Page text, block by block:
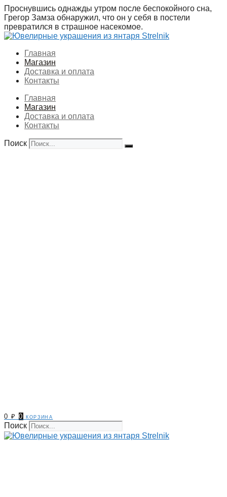
Перейти
к
содержимому
Проснувшись однажды утром после беспокойного сна,
Грегор Замза обнаружил, что он у себя в постели
превратился в страшное насекомое.
Главная
Магазин
Доставка и оплата
Контакты
Главная
Магазин
Доставка и оплата
Контакты
Поиск
0₽ 0 корзина
Поиск